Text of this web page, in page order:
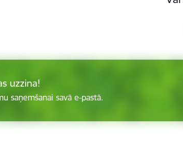
uzzina!
saņemšanai savā e-pastā.